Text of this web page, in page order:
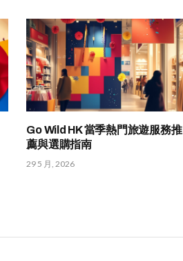
Go Wild HK 當季熱門旅遊服務推
薦與選購指南
29 5 月, 2026